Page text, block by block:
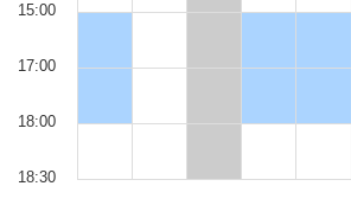
15:00
17:00
18:00
18:30